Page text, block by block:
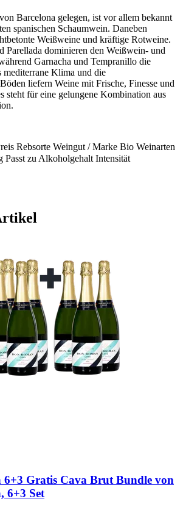
Barcelona gelegen, ist vor allem bekannt
spanischen Schaumwein. Daneben
Weißweine und kräftige Rotweine.
Parellada dominieren den Weißwein- und
Garnacha und Tempranillo die
mediterrane Klima und die
liefern Weine mit Frische, Finesse und
steht für eine gelungene Kombination aus
Rebsorte Weingut / Marke Bio Weinarten
Passt zu Alkoholgehalt Intensität
6+3 Gratis Cava Brut Bundle von
6+3 Set